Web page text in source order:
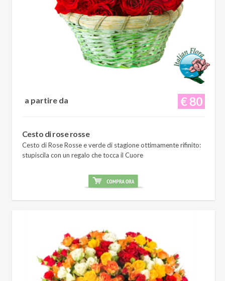
€ 80
a partire da
Cesto di rose rosse
Cesto di Rose Rosse e verde di stagione ottimamente rifinito:
stupiscila con un regalo che tocca il Cuore